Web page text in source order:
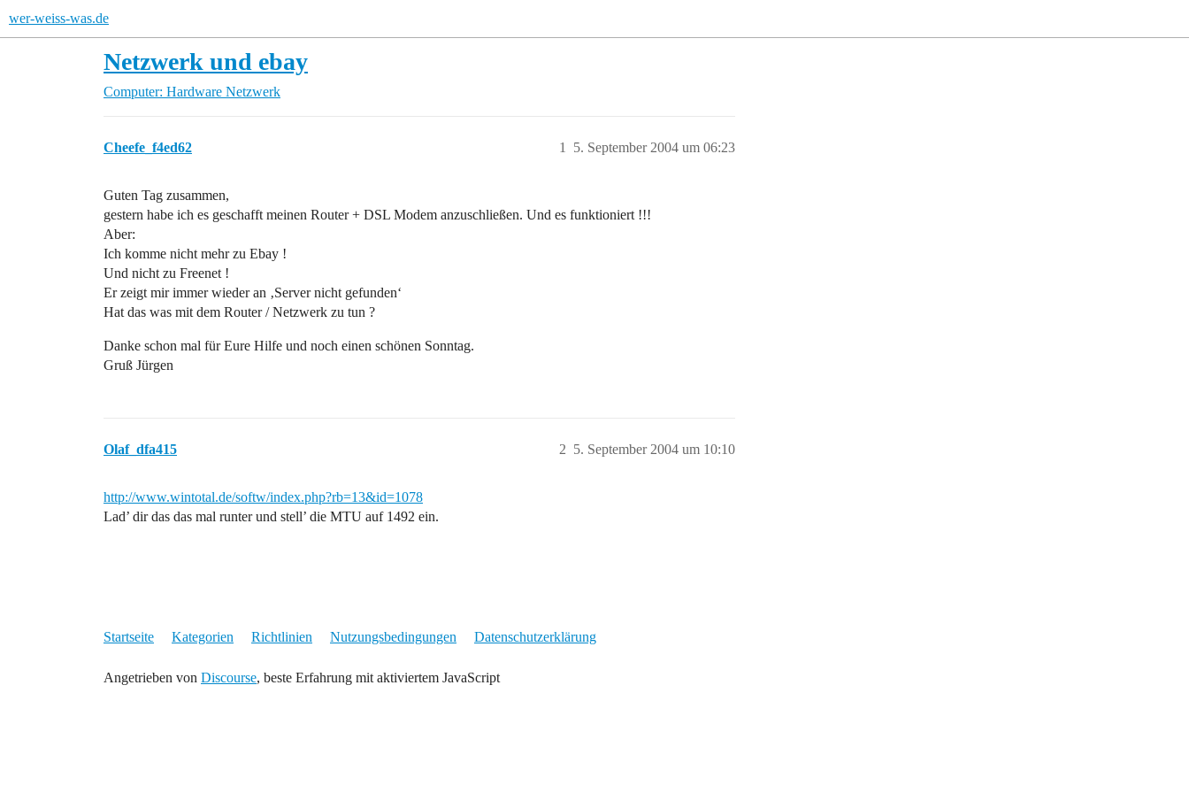
wer-weiss-was.de
Netzwerk und ebay
Computer: Hardware Netzwerk
Cheefe_f4ed62 5. September 2004 um 06:23
1
Guten Tag zusammen,
gestern habe ich es geschafft meinen Router + DSL Modem anzuschließen. Und es funktioniert !!!
Aber:
Ich komme nicht mehr zu Ebay !
Und nicht zu Freenet !
Er zeigt mir immer wieder an ‚Server nicht gefunden‘
Hat das was mit dem Router / Netzwerk zu tun ?
Danke schon mal für Eure Hilfe und noch einen schönen Sonntag.
Gruß Jürgen
Olaf_dfa415 5. September 2004 um 10:10
2
http://www.wintotal.de/softw/index.php?rb=13&id=1078
Lad’ dir das das mal runter und stell’ die MTU auf 1492 ein.
Startseite Kategorien Richtlinien Nutzungsbedingungen Datenschutzerklärung
Angetrieben von Discourse, beste Erfahrung mit aktiviertem JavaScript